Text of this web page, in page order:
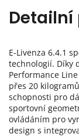
E-Livenza 6.4.1
technologií. Díky
Performance
přes 20
schopnosti pro
sportovní
ovládáním pro
design s